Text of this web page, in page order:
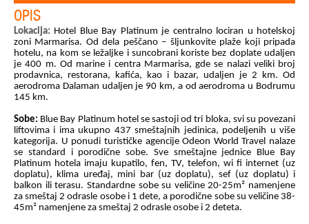
OPIS
Lokacija: Hotel Blue Bay Platinum je centralno lociran u hotelskoj
zoni Marmarisa. Od dela peščano – šljunkovite plaže koji pripada
hotelu, na kom se ležaljke i suncobrani koriste bez doplate udaljen
je 400 m. Od marine i centra Marmarisa, gde se nalazi veliki broj
prodavnica, restorana, kafića, kao i bazar, udaljen je 2 km. Od
aerodroma Dalaman udaljen je 90 km, a od aerodroma u Bodrumu
145 km.
Sobe: Blue Bay Platinum hotel se sastoji od tri bloka, svi su povezani
liftovima i ima ukupno 437 smeštajnih jedinica, podeljenih u više
kategorija. U ponudi turističke agencije Odeon World Travel nalaze
se standard i porodične sobe. Sve smeštajne jednice Blue Bay
Platinum hotela imaju kupatilo, fen, TV, telefon, wi fi internet (uz
doplatu), klima uređaj, mini bar (uz doplatu), sef (uz doplatu) i
balkon ili terasu. Standardne sobe su veličine 20-25m² namenjene
za smeštaj 2 odrasle osobe i 1 dete, a porodične sobe su veličine 38-
45m² namenjene za smeštaj 2 odrasle osobe i 2 deteta.